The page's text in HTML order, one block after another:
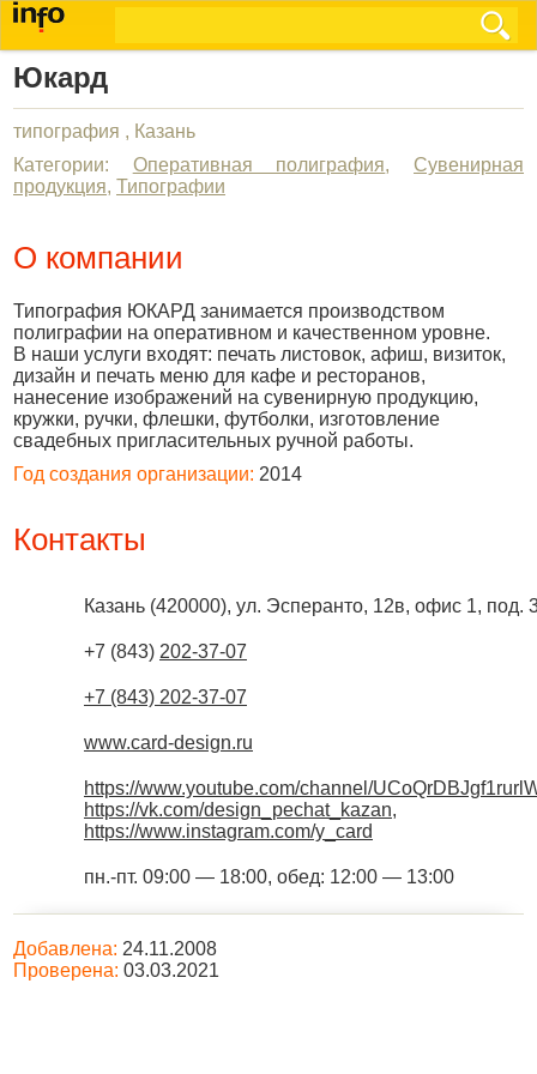
Юкард
типография , Казань
Категории: Оперативная полиграфия, Сувенирная
продукция, Типографии
О компании
Типография ЮКАРД занимается производством
полиграфии на оперативном и качественном уровне.
В наши услуги входят: печать листовок, афиш, визиток,
дизайн и печать меню для кафе и ресторанов,
нанесение изображений на сувенирную продукцию,
кружки, ручки, флешки, футболки, изготовление
свадебных пригласительных ручной работы.
Год создания организации: 2014
Контакты
Казань (420000), ул. Эсперанто, 12в, офис 1, под.
+7 (843) 202-37-07
+7 (843) 202-37-07
www.card-design.ru
https://www.youtube.com/channel/
https://vk.com/design_pechat_kazan,
https://www.instagram.com/y_card
пн.-пт. 09:00 — 18:00, обед: 12:00 — 13:00
Добавлена: 24.11.2008
Проверена: 03.03.2021